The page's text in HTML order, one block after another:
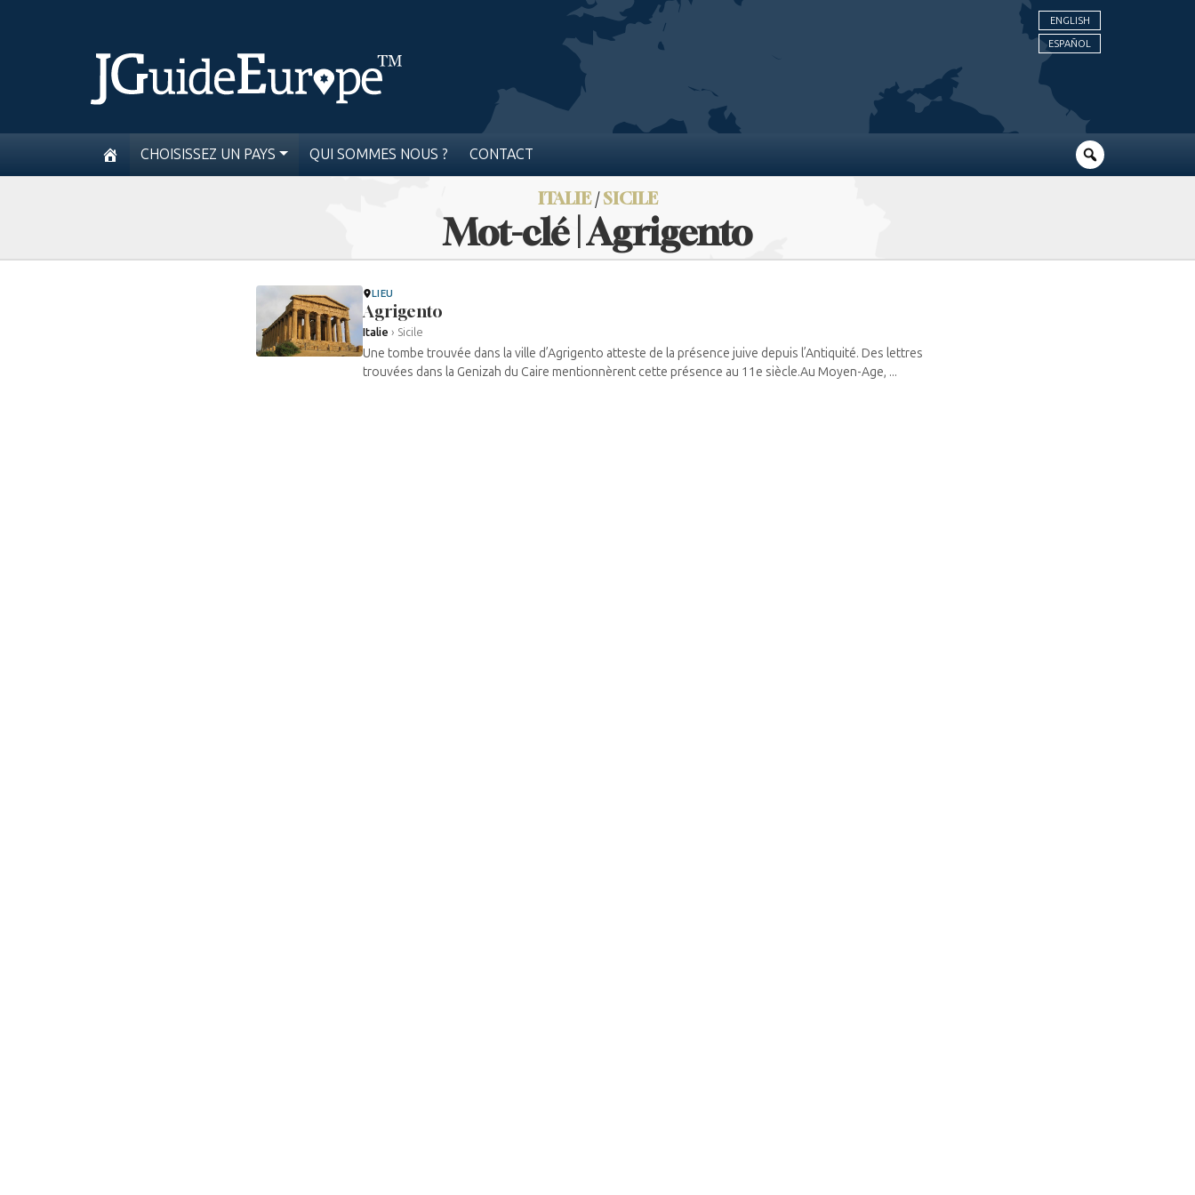
ENGLISH
ESPAÑOL
CHOISISSEZ UN PAYS QUI SOMMES NOUS ? CONTACT
ITALIE/SICILE
Mot-clé | Agrigento
LIEU
Agrigento
Italie › Sicile
Une tombe trouvée dans la ville d’Agrigento atteste de la présence juive depuis l’Antiquité. Des lettres
trouvées dans la Genizah du Caire mentionnèrent cette présence au 11e siècle.Au Moyen-Age, ...